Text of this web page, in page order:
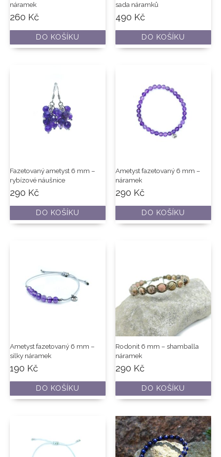
náramek
260 Kč
DO KOŠÍKU
sada náramků
490 Kč
DO KOŠÍKU
Fazetovaný ametyst 6 mm –
rybízové náušnice
290 Kč
DO KOŠÍKU
Ametyst fazetovaný 6 mm –
náramek
290 Kč
DO KOŠÍKU
Ametyst fazetovaný 6 mm –
silky náramek
190 Kč
DO KOŠÍKU
Rodonit 6 mm – shamballa
náramek
290 Kč
DO KOŠÍKU